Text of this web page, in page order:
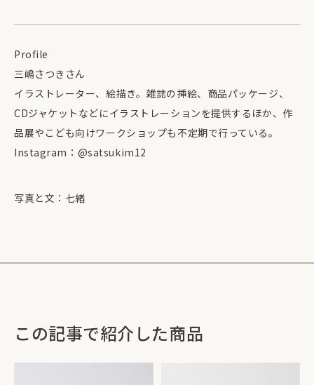
Profile
三嶋さつきさん
イラストレーター、絵描き。雑誌の挿絵、商品パッケージ、
CDジャケットなどにイラストレーションを提供するほか、作
品展やこども向けワークショップも不定期で行っている。
Instagram： @satsukim12
写真と文：七緒
この記事で紹介した商品